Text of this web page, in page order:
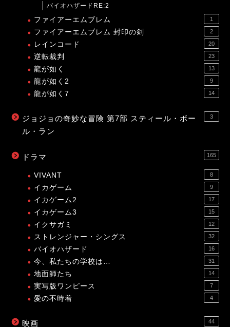
バイオハザードRE:2
ファイアーエムブレム 1
ファイアーエムブレム 封印の剣 2
レインコード 20
逆転裁判 23
龍が如く 13
龍が如く2 9
龍が如く7 14
ジョジョの奇妙な冒険 第7部 スティール・ボー
ル・ラン
3
ドラマ 165
VIVANT 8
イカゲーム 9
イカゲーム2 17
イカゲーム3 15
イクサガミ 12
ストレンジャー・シングス 32
バイオハザード 16
今、私たちの学校は… 31
地面師たち 14
実写版ワンピース 7
愛の不時着 4
映画 44